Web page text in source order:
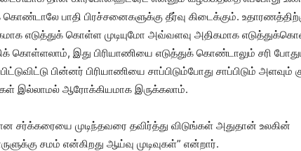
பாதி பிரச்சனைகளுக்கு தீர்வு கிடைக்கும்.
எடுத்துக் கொள்ள முடியுமோ அவ்வளவு அதிகமாக
கொள்ளலாம், இது பிரியாணியை எடுத்துக் கொண்டாலும் சரி
பின்னர் பிரியாணியை சாப்பிடும்போது சாப்பிடும் அளவும்
இல்லாமல் ஆரோக்கியமாக இருக்கலாம்.
சர்க்கரையை முடிந்தவரை தவிர்த்து விடுங்கள் அதுதான் உலகின்
சமம் என்கிறது ஆய்வு முடிவுகள்” என்றார்.